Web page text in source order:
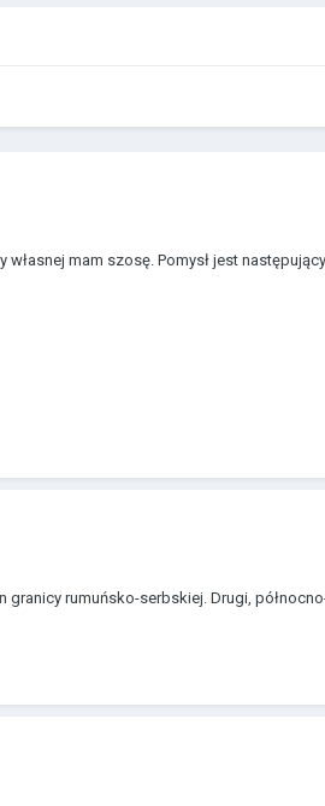
mam szosę. Pomysł jest
granicy rumuńsko-serbskiej. Drugi,